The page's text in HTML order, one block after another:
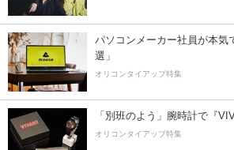
パソコンメーカー社員が本気
選」
オリコンタイアップ特集
「別班のよう」腕時計で『
オリコンタイアップ特集